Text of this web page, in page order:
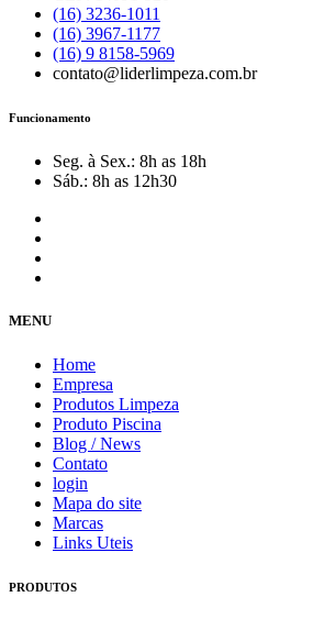
(16) 3236-1011
(16) 3967-1177
(16) 9 8158-5969
contato@liderlimpeza.com.br
Funcionamento
Seg. à Sex.: 8h as 18h
Sáb.: 8h as 12h30
MENU
Home
Empresa
Produtos Limpeza
Produto Piscina
Blog / News
Contato
login
Mapa do site
Marcas
Links Uteis
PRODUTOS